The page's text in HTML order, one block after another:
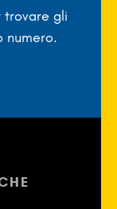
trovare gli
numero.